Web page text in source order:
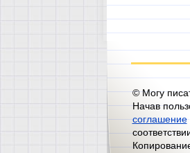
© Могу
Начав
соглашение